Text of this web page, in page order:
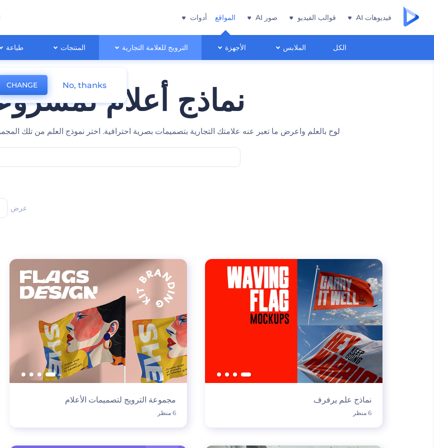
فيديوهات AI قوالب الفيديو صور AI المواقع
الكل الملابس الأجهزة الترويج للعلامة التجارية المنتجات طباعة
أدوات
نماذج أعلام
لوح بالعلم واعرض ما تعبر عنه علامتك التجارية بتصميمات بصرية احترافية. اختر نموذج العلم من تلك
عرض
نماذج علم يرفرف
6 منظر
مجموعة الترويج لتصميمات الأعلام
6 منظر
CHANGE No, thanks